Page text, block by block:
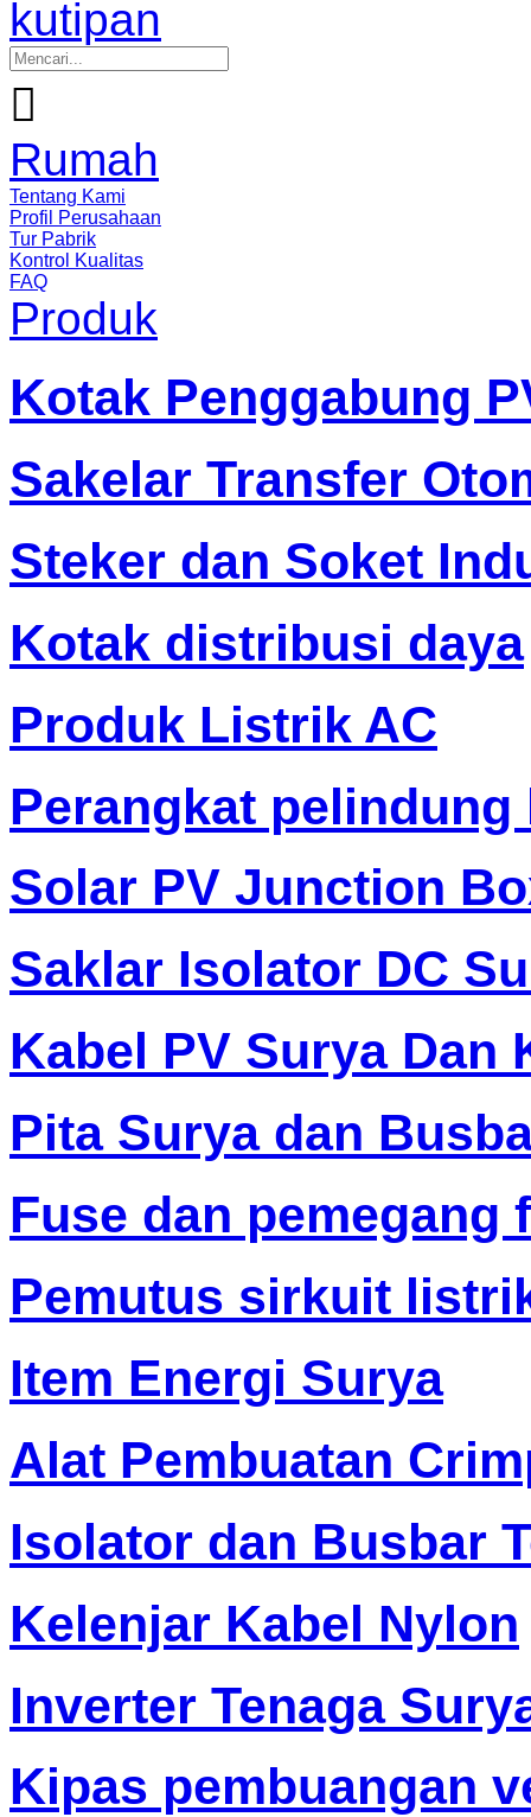
kutipan

Rumah
Tentang Kami
Profil Perusahaan
Tur Pabrik
Kontrol Kualitas
FAQ
Produk
Kotak Penggabung
Sakelar Transfer
Steker dan Soket
Kotak distribusi daya
Produk Listrik AC
Perangkat
Solar PV Junction
Saklar Isolator DC
Kabel PV Surya Dan
Pita Surya dan
Fuse dan pemegang
Pemutus sirkuit
Item Energi Surya
Alat Pembuatan
Isolator dan Busbar
Kelenjar Kabel Nylon
Inverter Tenaga
Kipas pembuangan